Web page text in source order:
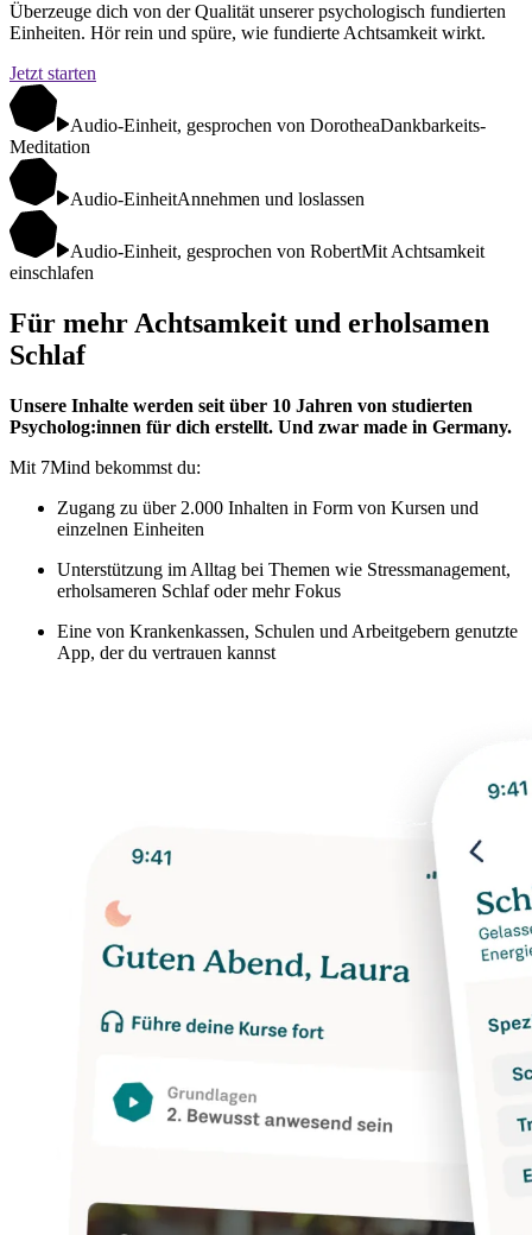
Überzeuge dich von der Qualität unserer psychologisch fundierten
Einheiten. Hör rein und spüre, wie fundierte Achtsamkeit wirkt.
Jetzt starten
Audio-Einheit, gesprochen von DorotheaDankbarkeits-
Meditation
Audio-EinheitAnnehmen und loslassen
Audio-Einheit, gesprochen von RobertMit Achtsamkeit
einschlafen
Für mehr Achtsamkeit und erholsamen
Schlaf
Unsere Inhalte werden seit über 10 Jahren von studierten
Psycholog:innen für dich erstellt. Und zwar made in Germany.
Mit 7Mind bekommst du:
Zugang zu über 2.000 Inhalten in Form von Kursen und
einzelnen Einheiten
Unterstützung im Alltag bei Themen wie Stressmanagement,
erholsameren Schlaf oder mehr Fokus
Eine von Krankenkassen, Schulen und Arbeitgebern genutzte
App, der du vertrauen kannst